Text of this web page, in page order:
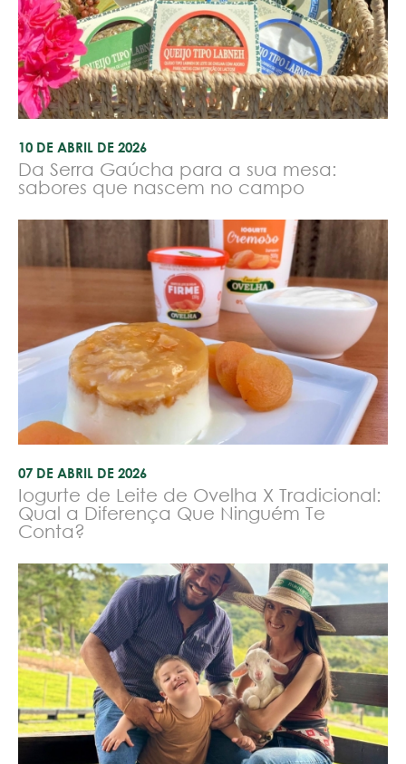
10 DE ABRIL DE 2026
Da Serra Gaúcha para a sua mesa:
sabores que nascem no campo
07 DE ABRIL DE 2026
Iogurte de Leite de Ovelha X Tradicional:
Qual a Diferença Que Ninguém Te
Conta?